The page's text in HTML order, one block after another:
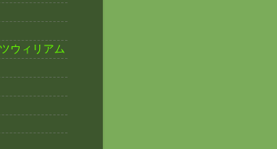
ウィリアム